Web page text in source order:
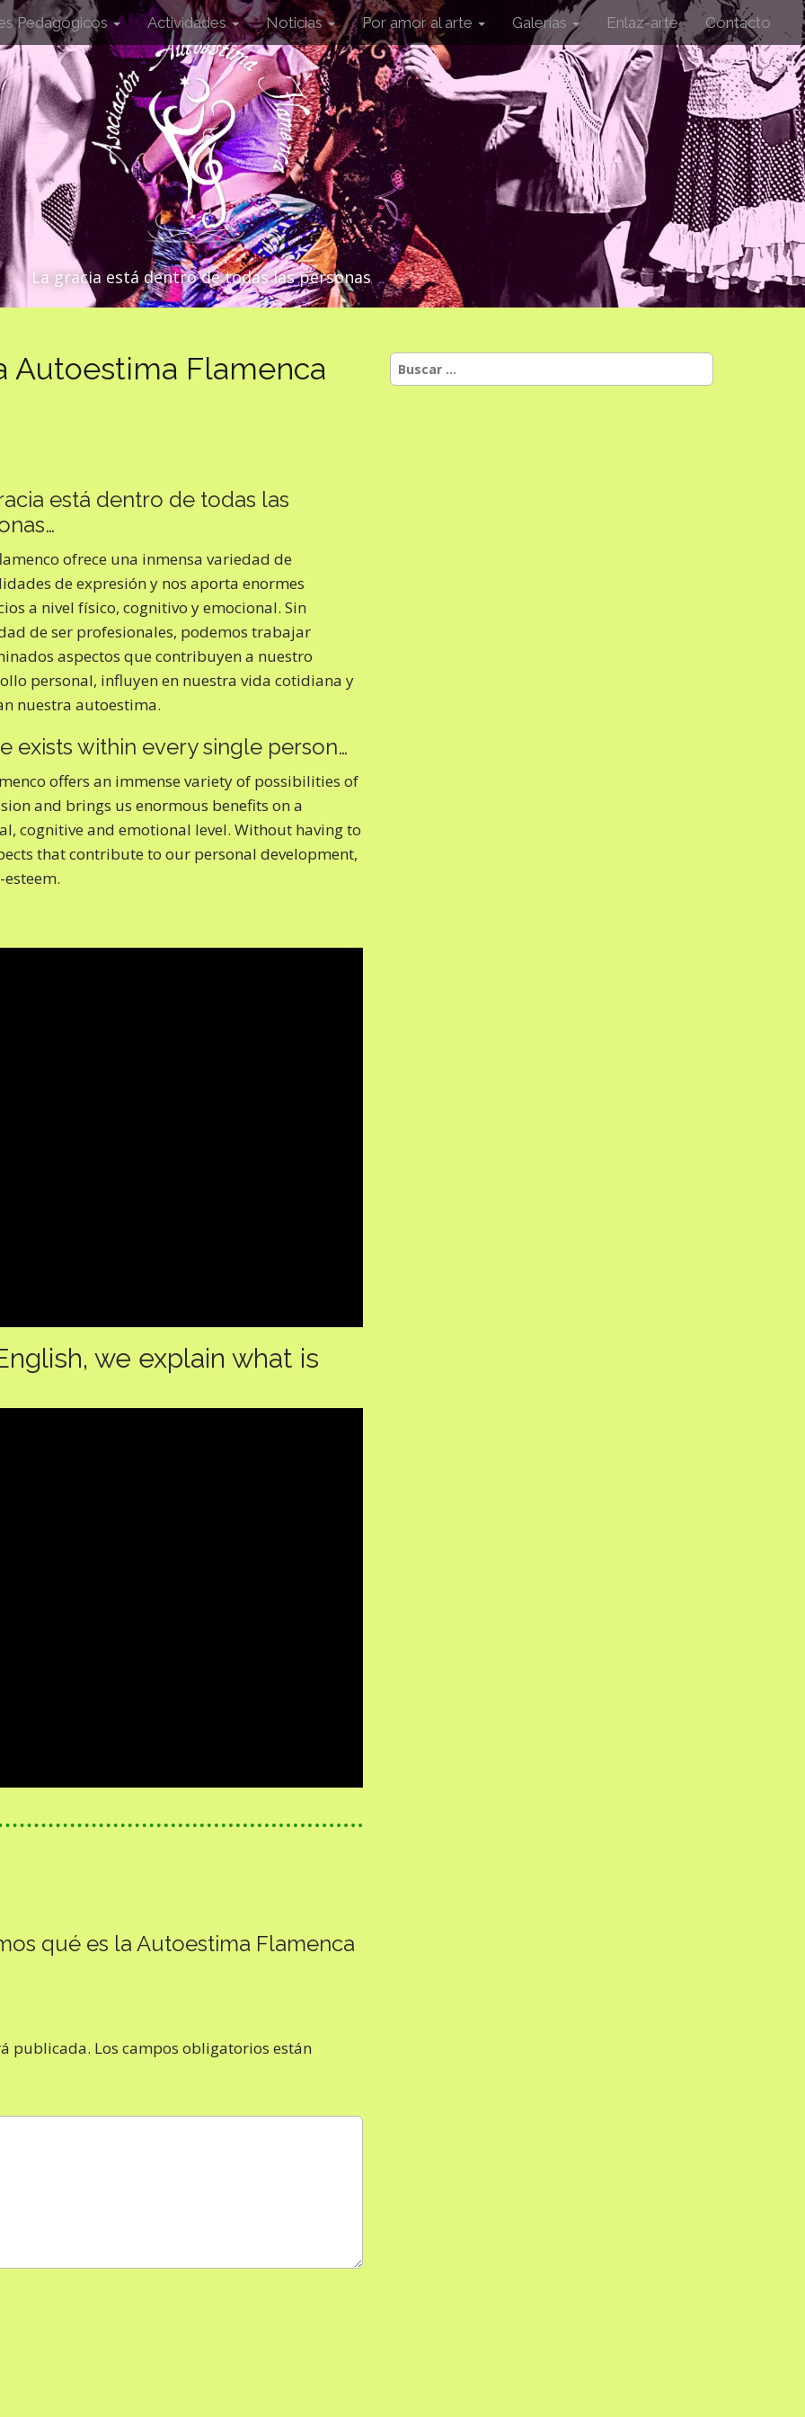
Pedagógicos Actividades Noticias Por amor al arte Galerías Enlaz-arte Contacto
La gracia está dentro de todas las personas
Autoestima Flamenca
está dentro de todas las
ofrece una inmensa variedad de
de expresión y nos aporta enormes
a nivel físico, cognitivo y emocional. Sin
de ser profesionales, podemos trabajar
aspectos que contribuyen a nuestro
personal, influyen en nuestra vida cotidiana y
nuestra autoestima.
exists within every single person…
offers an immense variety of possibilities of
and brings us enormous benefits on a
cognitive and emotional level. Without having to
that contribute to our personal development,
we explain what is
qué es la Autoestima Flamenca
publicada. Los campos obligatorios están
Buscar: